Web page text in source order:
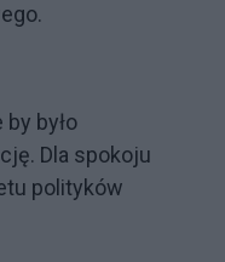
było
Dla spokoju
polityków